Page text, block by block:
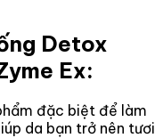
Detox
Ex:
đặc biệt để làm
da bạn trở nên tươi